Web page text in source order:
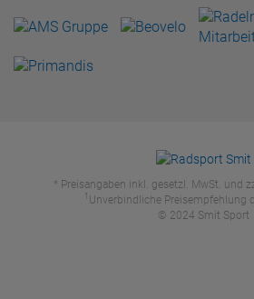
* Preisangaben inkl. gesetzl. MwSt. und
1 Unverbindliche Preisempfehlung
© 2024 Smit Sport